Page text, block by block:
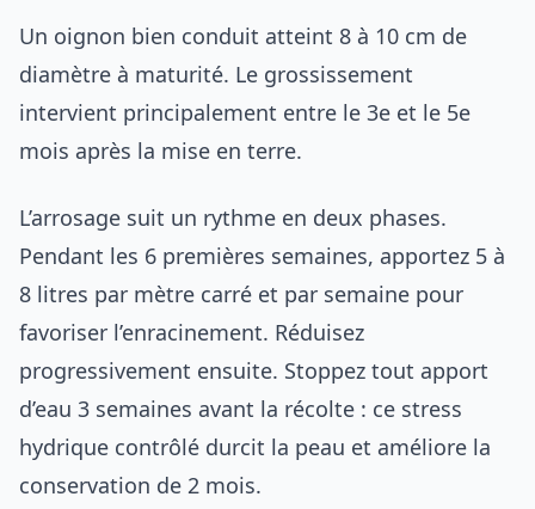
Un oignon bien conduit atteint 8 à 10 cm de
diamètre à maturité. Le grossissement
intervient principalement entre le 3e et le 5e
mois après la mise en terre.
L’arrosage suit un rythme en deux phases.
Pendant les 6 premières semaines, apportez 5 à
8 litres par mètre carré et par semaine pour
favoriser l’enracinement. Réduisez
progressivement ensuite. Stoppez tout apport
d’eau 3 semaines avant la récolte : ce stress
hydrique contrôlé durcit la peau et améliore la
conservation de 2 mois.